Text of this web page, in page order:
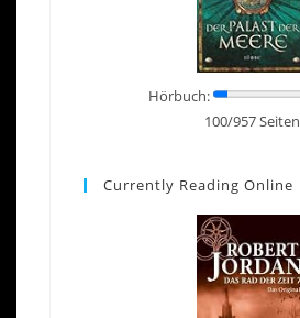
Hörbuch:
100/957 Seiten
Currently Reading Online